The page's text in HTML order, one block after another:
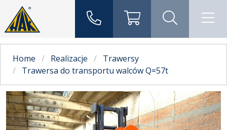
Home Realizacje
Trawersy
Trawersa do transportu walców Q=57t